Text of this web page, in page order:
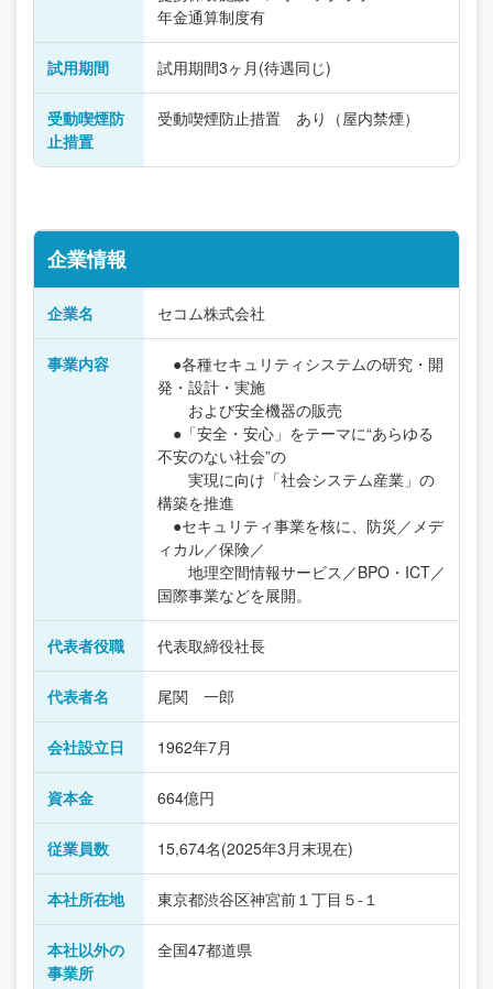
年金通算制度有
試用期間 試用期間3ヶ月(待遇同じ)
受動喫煙防
止措置
受動喫煙防止措置 あり（屋内禁煙）
企業情報
企業名 セコム株式会社
事業内容
●各種セキュリティシステムの研究・開
発・設計・実施
および安全機器の販売
●「安全・安心」をテーマに“あらゆる
不安のない社会”の
実現に向け「社会システム産業」の
構築を推進
●セキュリティ事業を核に、防災／メデ
ィカル／保険／
地理空間情報サービス／BPO・ICT／
国際事業などを展開。
代表者役職 代表取締役社長
代表者名 尾関 一郎
会社設立日 1962年7月
資本金 664億円
従業員数 15,674名(2025年3月末現在)
本社所在地 東京都渋谷区神宮前１丁目５-１
本社以外の
事業所
全国47都道県